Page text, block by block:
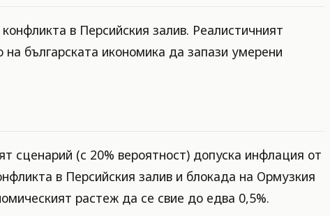
в Персийския залив. Реалистичният
българската икономика да запази умерени
сценарий (с 20% вероятност) допуска инфлация от
в Персийския залив и блокада на Ормузкия
растеж да се свие до едва 0,5%.